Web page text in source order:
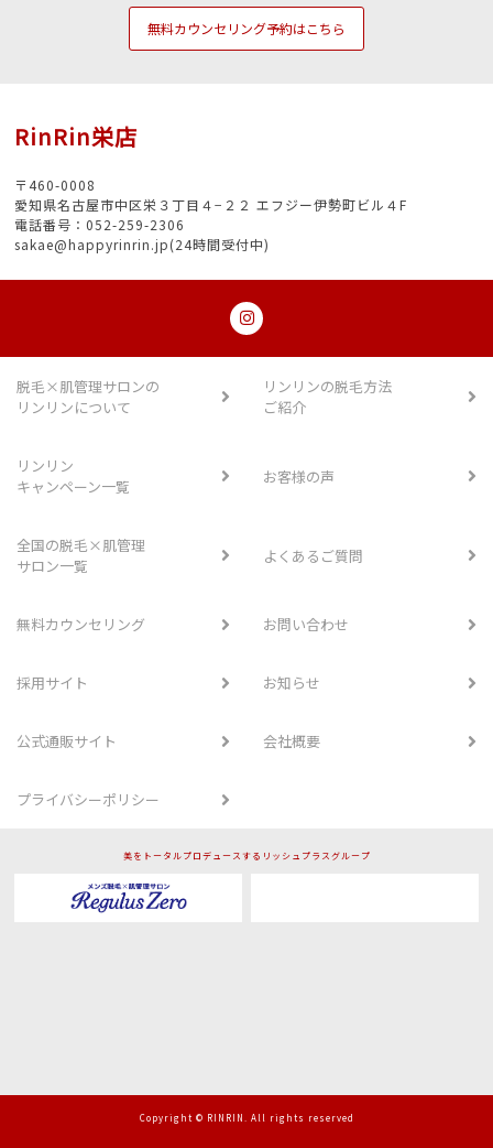
無料カウンセリング予約はこちら
RinRin栄店
〒460-0008
愛知県名古屋市中区栄３丁目４−２２ エフジー伊勢町ビル４F
電話番号：052-259-2306
sakae@happyrinrin.jp(24時間受付中)
脱毛×肌管理サロンの
リンリンについて
リンリンの脱毛方法
ご紹介
リンリン
キャンペーン一覧
お客様の声
全国の脱毛×肌管理
サロン一覧
よくあるご質問
無料カウンセリング お問い合わせ
採用サイト お知らせ
公式通販サイト 会社概要
プライバシーポリシー
美をトータルプロデュースするリッシュプラスグループ
Copyright © RINRIN. All rights reserved